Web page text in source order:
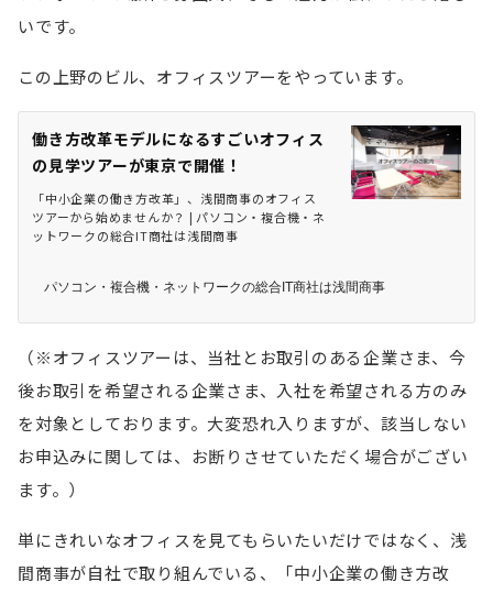
いです。
この上野のビル、オフィスツアーをやっています。
働き方改革モデルになるすごいオフィス
の見学ツアーが東京で開催！
「中小企業の働き方改革」、浅間商事のオフィス
ツアーから始めませんか？ | パソコン・複合機・ネ
ットワークの総合IT商社は浅間商事
パソコン・複合機・ネットワークの総合IT商社は浅間商事
（※オフィスツアーは、当社とお取引のある企業さま、今
後お取引を希望される企業さま、入社を希望される方のみ
を対象としております。大変恐れ入りますが、該当しない
お申込みに関しては、お断りさせていただく場合がござい
ます。）
単にきれいなオフィスを見てもらいたいだけではなく、浅
間商事が自社で取り組んでいる、「中小企業の働き方改